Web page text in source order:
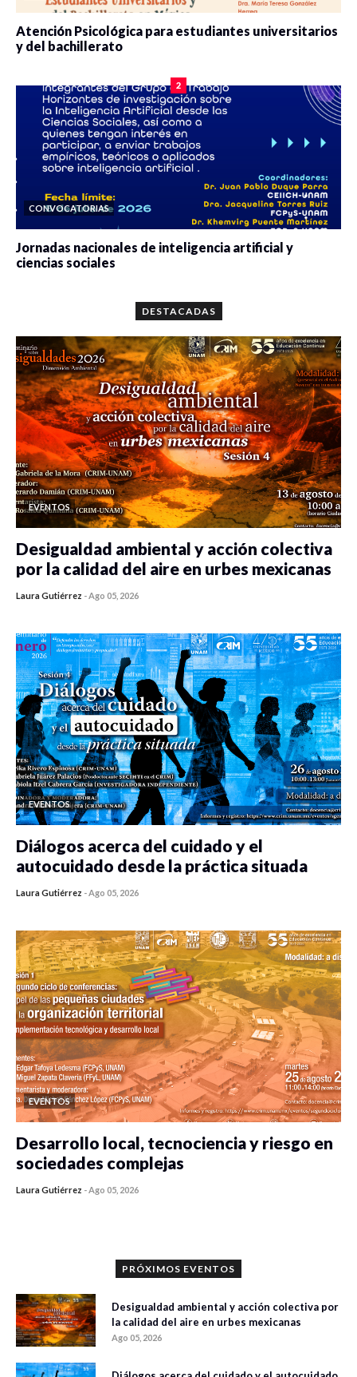
Atención Psicológica para estudiantes universitarios
y del bachillerato
2
CONVOCATORIAS
Jornadas nacionales de inteligencia artificial y
ciencias sociales
DESTACADAS
EVENTOS
Desigualdad ambiental y acción colectiva
por la calidad del aire en urbes mexicanas
Laura Gutiérrez -Ago 05, 2026
EVENTOS
Diálogos acerca del cuidado y el
autocuidado desde la práctica situada
Laura Gutiérrez -Ago 05, 2026
EVENTOS
Desarrollo local, tecnociencia y riesgo en
sociedades complejas
Laura Gutiérrez -Ago 05, 2026
PRÓXIMOS EVENTOS
Desigualdad ambiental y acción colectiva por
la calidad del aire en urbes mexicanas
Ago 05, 2026